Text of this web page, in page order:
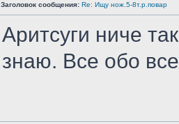
Заголовок сообщения: Re: Ищу нож.5-8т.р.повар
Аритсуги ниче
знаю. Все обо